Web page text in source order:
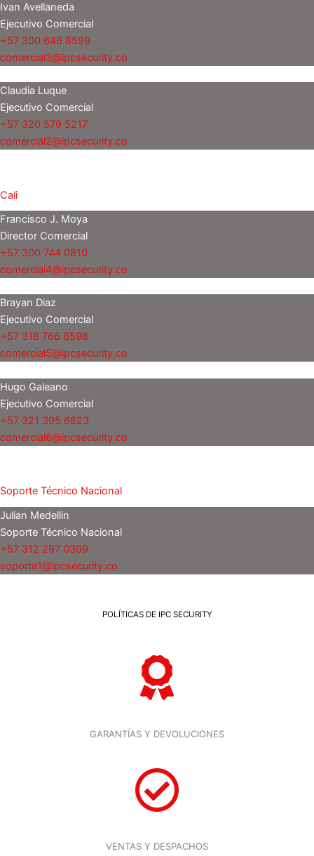
Ivan Avellaneda
Ejecutivo Comercial
+57 300 646 8599
comercial3@ipcsecurity.co
Claudia Luque
Ejecutivo Comercial
+57 320 579 5217
comercial2@ipcsecurity.co
Cali
Francisco J. Moya
Director Comercial
+57 300 744 0810
comercial4@ipcsecurity.co
Brayan Diaz
Ejecutivo Comercial
+57 318 766 8598
comercial5@ipcsecurity.co
Hugo Galeano
Ejecutivo Comercial
+57 321 395 6823
comercial6@ipcsecurity.co
Soporte Técnico Nacional
Julian Medellin
Soporte Técnico Nacional
+57 312 297 0309
soporte1@ipcsecurity.co
POLÍTICAS DE IPC SECURITY
GARANTÍAS Y DEVOLUCIONES
VENTAS Y DESPACHOS